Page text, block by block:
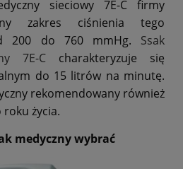
sieciowy 7E-C firmy
zakres ciśnienia tego
200 do 760 mmHg. Ssak
7E-C charakteryzuje się
do 15 litrów na minutę.
rekomendowany również
życia.
medyczny wybrać